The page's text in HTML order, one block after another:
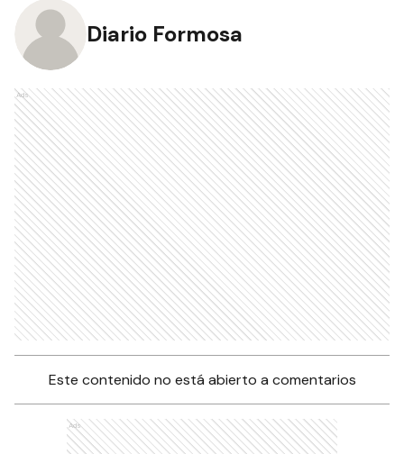
Diario Formosa
Ads
Este contenido no está abierto a comentarios
Ads